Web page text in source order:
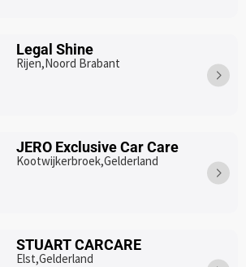
Legal Shine
Rijen,Noord Brabant
JERO Exclusive Car Care
Kootwijkerbroek,Gelderland
STUART CARCARE
Elst,Gelderland